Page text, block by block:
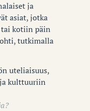
ja
asiat, jotka
tai kotiin päin
tutkimalla
uteliaisuus,
kulttuuriin